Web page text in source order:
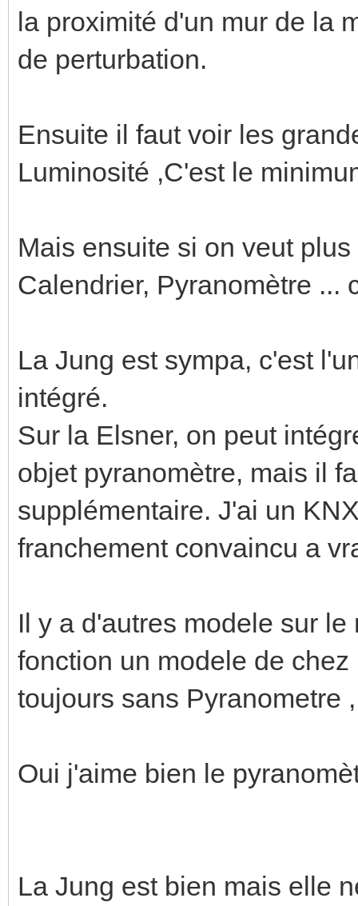
la proximité d'un mur de la
de perturbation.
Ensuite il faut voir les
Luminosité ,C'est le
Mais ensuite si on veut
Calendrier, Pyranomètre ...
La Jung est sympa, c'est
intégré.
Sur la Elsner, on peut
objet pyranomètre, mais il
supplémentaire. J'ai un
franchement convaincu a
Il y a d'autres modele sur
fonction un modele de
toujours sans Pyranometre
Oui j'aime bien le
La Jung est bien mais elle